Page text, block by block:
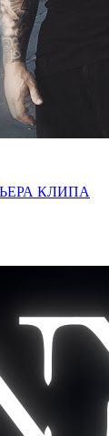
КЛИПА